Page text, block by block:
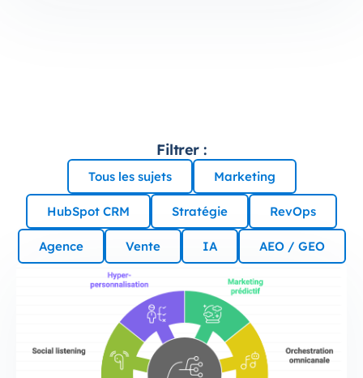
Filtrer :
Tous les sujets Marketing
HubSpot CRM Stratégie RevOps
Agence Vente IA AEO / GEO